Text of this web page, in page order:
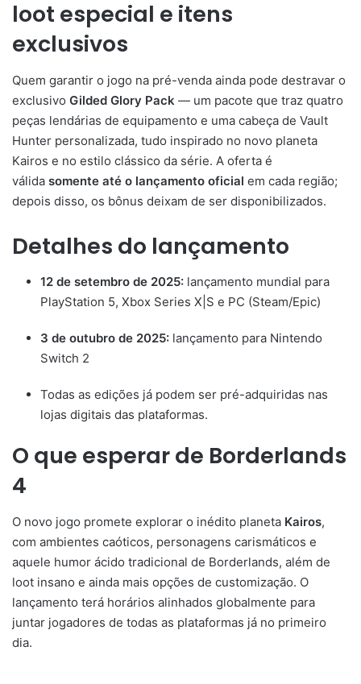
loot especial e itens
exclusivos
Quem garantir o jogo na pré-venda ainda pode destravar o
exclusivo Gilded Glory Pack — um pacote que traz quatro
peças lendárias de equipamento e uma cabeça de Vault
Hunter personalizada, tudo inspirado no novo planeta
Kairos e no estilo clássico da série. A oferta é
válida somente até o lançamento oficial em cada região;
depois disso, os bônus deixam de ser disponibilizados.
Detalhes do lançamento
12 de setembro de 2025: lançamento mundial para
PlayStation 5, Xbox Series X|S e PC (Steam/Epic)
3 de outubro de 2025: lançamento para Nintendo
Switch 2
Todas as edições já podem ser pré-adquiridas nas
lojas digitais das plataformas.
O que esperar de Borderlands
4
O novo jogo promete explorar o inédito planeta Kairos,
com ambientes caóticos, personagens carismáticos e
aquele humor ácido tradicional de Borderlands, além de
loot insano e ainda mais opções de customização. O
lançamento terá horários alinhados globalmente para
juntar jogadores de todas as plataformas já no primeiro
dia.